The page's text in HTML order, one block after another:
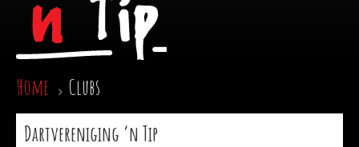
Home Clubs
Dartvereniging ’n Tip